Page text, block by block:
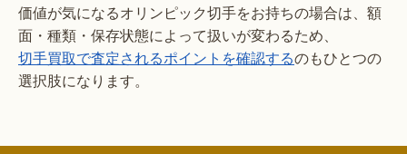
価値が気になるオリンピック切手をお持ちの場合は、額
面・種類・保存状態によって扱いが変わるため、
切手買取で査定されるポイントを確認するのもひとつの
選択肢になります。